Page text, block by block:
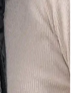
Eğlenceli
seçin.
kedinizin enerjisini
Sağlamak